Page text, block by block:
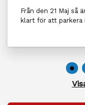
Från den 21 Maj så
klart för att parkera